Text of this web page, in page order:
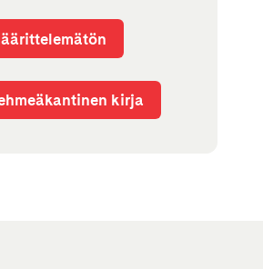
kirja